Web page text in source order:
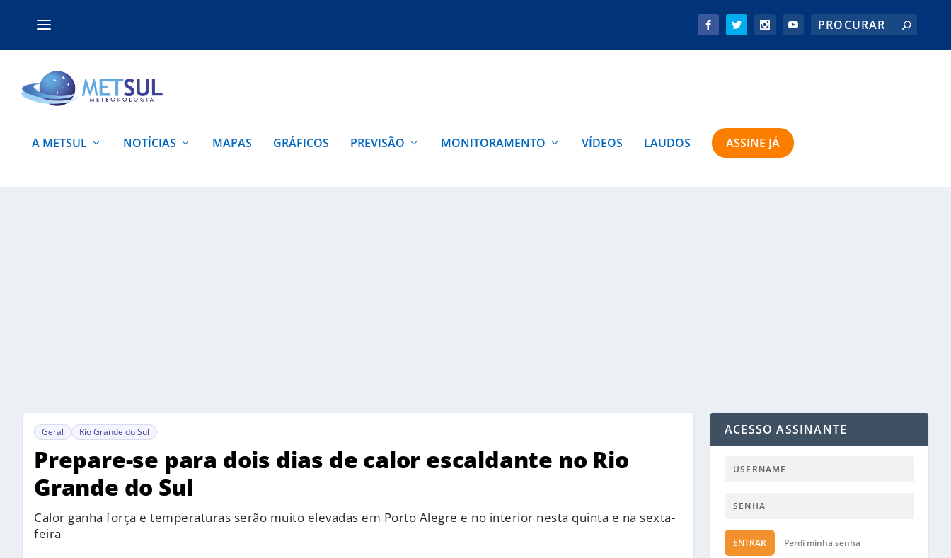
A METSUL NOTÍCIAS MAPAS GRÁFICOS PREVISÃO MONITORAMENTO VÍDEOS LAUDOS ASSINE JÁ
Geral Rio Grande do Sul
Prepare-se para dois dias de calor escaldante no Rio
Grande do Sul
Calor ganha força e temperaturas serão muito elevadas em Porto Alegre e no interior nesta quinta e na sexta-
feira
ACESSO ASSINANTE
ENTRAR Perdi minha senha